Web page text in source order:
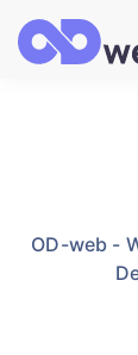
OD-web -